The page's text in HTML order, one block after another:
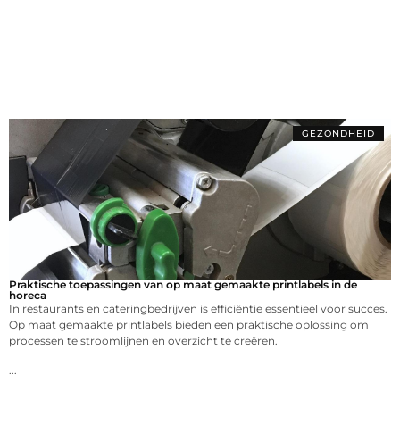
GEZONDHEID
Praktische toepassingen van op maat gemaakte printlabels in de
horeca
In restaurants en cateringbedrijven is efficiëntie essentieel voor succes.
Op maat gemaakte printlabels bieden een praktische oplossing om
processen te stroomlijnen en overzicht te creëren.